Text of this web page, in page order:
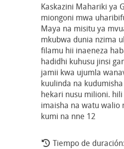
Kaskazini Mahariki ya
miongoni mwa
Maya na misitu ya
mkubwa dunia nzima
filamu hii inaeneza
hadidhi kuhusu jinsi
jamii kwa ujumla
kuulinda na
hekari nusu milioni.
imaisha na watu walio
kumi na nne 12
Tiempo de